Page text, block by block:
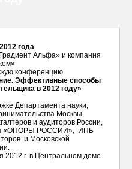
года
Альфа» и компания
конференцию
Эффективные способы
в 2012 году»
Департамента науки,
Москвы,
и аудиторов России,
«ОПОРЫ РОССИИ», ИПБ
и Московской
2012 г. в Центральном доме